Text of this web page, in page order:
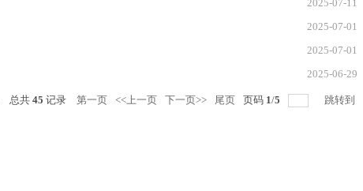
2025-07-11
2025-07-01
2025-07-01
2025-06-29
总共 45 记录 第一页 <<上一页 下一页>> 尾页 页码 1/5 跳转到